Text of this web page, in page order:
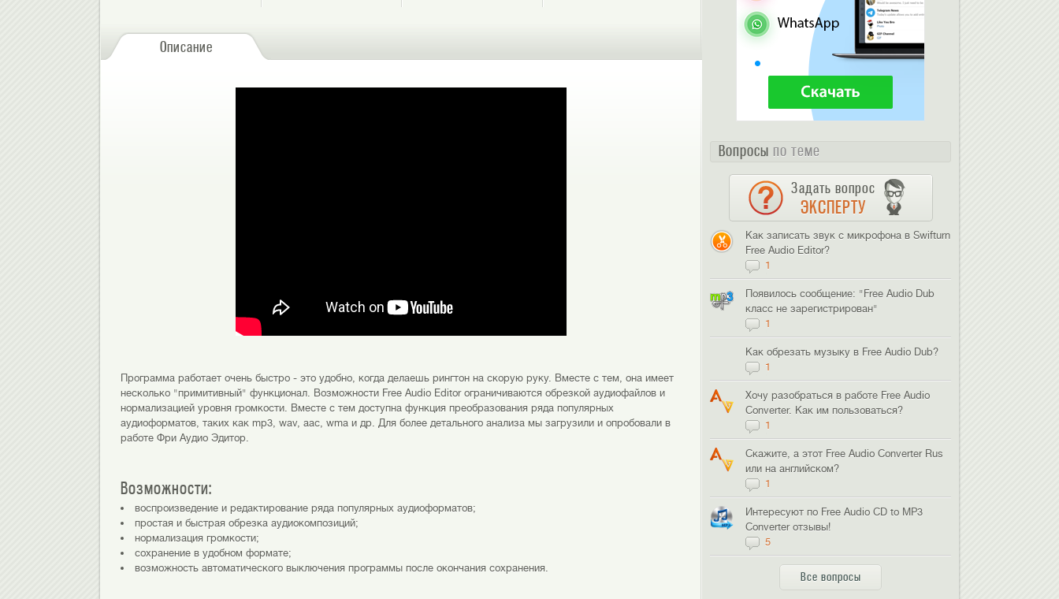
Описание
Программа работает очень быстро - это удобно, когда делаешь рингтон на скорую руку. Вместе с тем, она имеет
несколько "примитивный" функционал. Возможности Free Audio Editor ограничиваются обрезкой аудиофайлов и
нормализацией уровня громкости. Вместе с тем доступна функция преобразования ряда популярных
аудиоформатов, таких как mp3, wav, aac, wma и др. Для более детального анализа мы загрузили и опробовали в
работе Фри Аудио Эдитор.
Возможности:
воспроизведение и редактирование ряда популярных аудиоформатов;
простая и быстрая обрезка аудиокомпозиций;
нормализация громкости;
сохранение в удобном формате;
возможность автоматического выключения программы после окончания сохранения.
Вопросы по теме
Задать вопрос
ЭКСПЕРТУ
Как записать звук c микрофона в Swifturn
Free Audio Editor?
1
Появилось сообщение: "Free Audio Dub
класс не зарегистрирован"
1
Как обрезать музыку в Free Audio Dub?
1
Хочу разобраться в работе Free Audio
Converter. Как им пользоваться?
1
Скажите, а этот Free Audio Converter Rus
или на английском?
1
Интересуют по Free Audio CD to MP3
Converter отзывы!
5
Все вопросы